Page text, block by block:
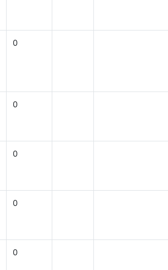
0
0
0
0
0